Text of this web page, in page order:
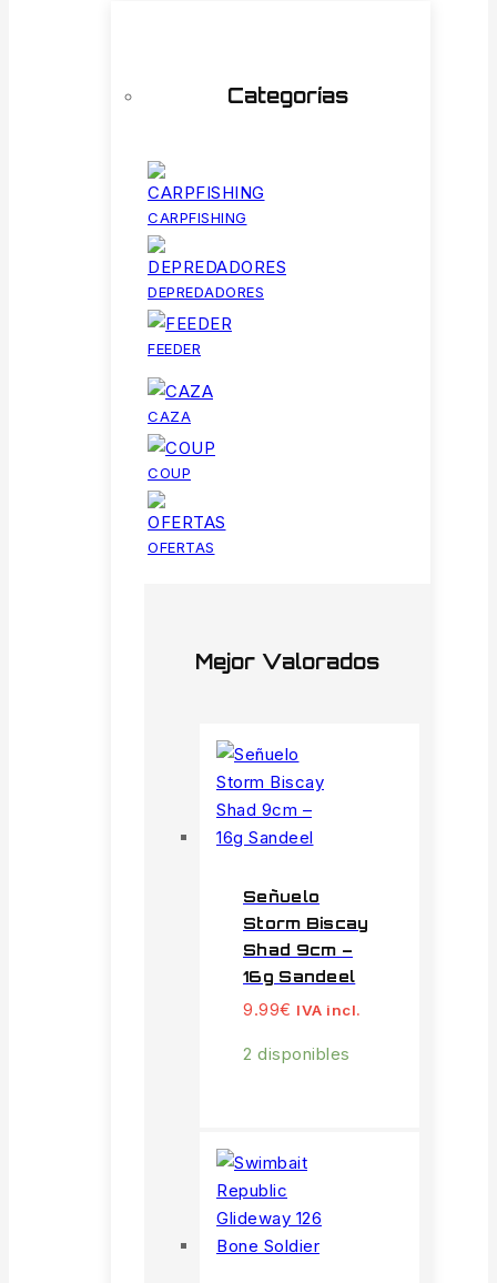
Categorías
CARPFISHING
DEPREDADORES
FEEDER
CAZA
COUP
OFERTAS
Mejor Valorados
Señuelo
Storm Biscay
Shad 9cm –
16g Sandeel
9.99€ IVA incl.
2 disponibles